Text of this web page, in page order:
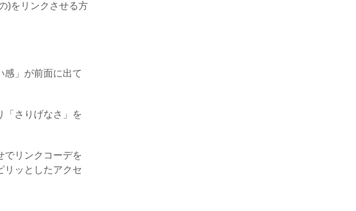
)をリンクさせる方
感」が前面に出て
「さりげなさ」を
でリンクコーデを
リッとしたアクセ